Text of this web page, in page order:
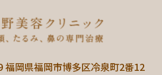
福岡県福岡市博多区冷泉町2番12